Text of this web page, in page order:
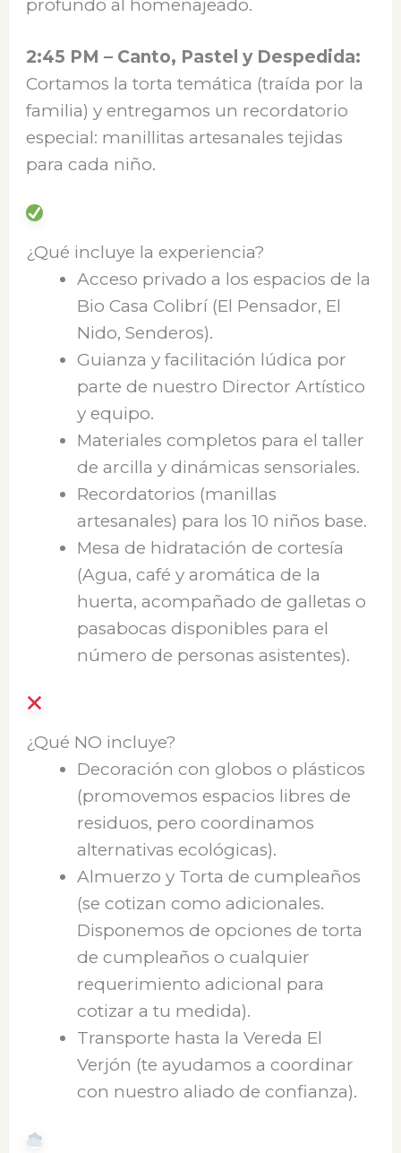
profundo al homenajeado.
2:45 PM – Canto, Pastel y Despedida:
Cortamos la torta temática (traída por la
familia) y entregamos un recordatorio
especial: manillitas artesanales tejidas
para cada niño.
¿Qué incluye la experiencia?
Acceso privado a los espacios de la
Bio Casa Colibrí (El Pensador, El
Nido, Senderos).
Guianza y facilitación lúdica por
parte de nuestro Director Artístico
y equipo.
Materiales completos para el taller
de arcilla y dinámicas sensoriales.
Recordatorios (manillas
artesanales) para los 10 niños base.
Mesa de hidratación de cortesía
(Agua, café y aromática de la
huerta, acompañado de galletas o
pasabocas disponibles para el
número de personas asistentes).
¿Qué NO incluye?
Decoración con globos o plásticos
(promovemos espacios libres de
residuos, pero coordinamos
alternativas ecológicas).
Almuerzo y Torta de cumpleaños
(se cotizan como adicionales.
Disponemos de opciones de torta
de cumpleaños o cualquier
requerimiento adicional para
cotizar a tu medida).
Transporte hasta la Vereda El
Verjón (te ayudamos a coordinar
con nuestro aliado de confianza).